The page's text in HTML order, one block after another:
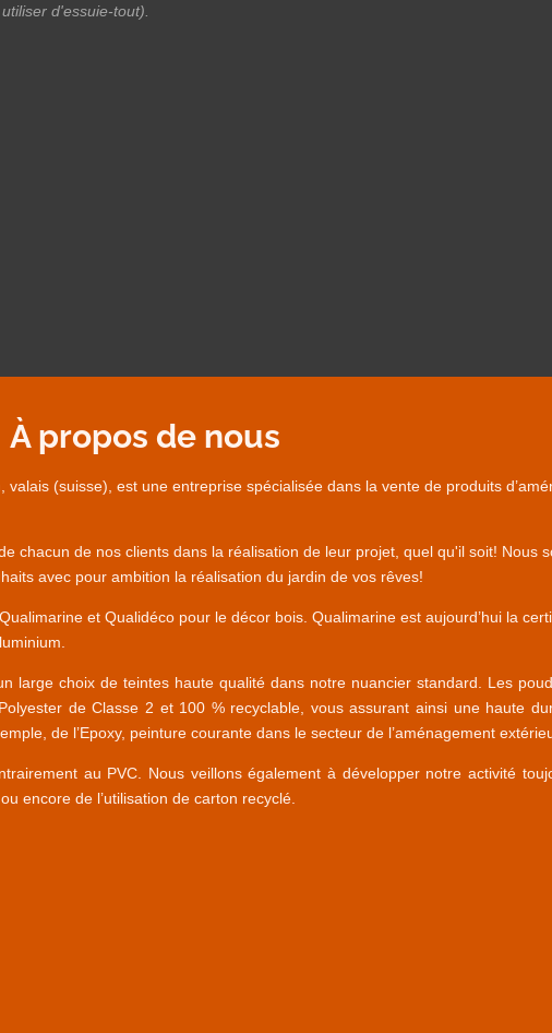
d'essuie-tout).
À propos de nous
valais (suisse), est une entreprise spécialisée dans la vente de produits
chacun de nos clients dans la réalisation de leur projet, quel qu'il soit! Nous
avec pour ambition la réalisation du jardin de vos rêves!
et Qualidéco pour le décor bois. Qualimarine est aujourd’hui la
large choix de teintes haute qualité dans notre nuancier standard. Les
de Classe 2 et 100 % recyclable, vous assurant ainsi une haute
de l’Epoxy, peinture courante dans le secteur de l’aménagement
au PVC. Nous veillons également à développer notre activité
encore de l’utilisation de carton recyclé.